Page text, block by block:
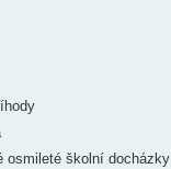
osmileté školní docházky